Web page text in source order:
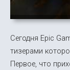
Сегодня Epic
тизерами
Первое, что